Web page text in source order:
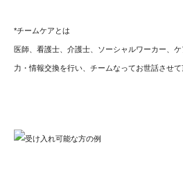
*チームケアとは
医師、看護士、介護士、ソーシャルワーカー、
力・情報交換を行い、チームなってお世話させて